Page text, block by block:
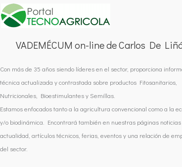
VADEMÉCUM on-line de Carlos De
Con más de 35 años siendo líderes en el sector, proporciona
técnica actualizada y contrastada sobre productos Fitosanitarios,
Nutricionales, Bioestimulantes y Semillas.
Estamos enfocados tanto a la agricultura convencional como a la
y/o biodinámica. Encontrará también en nuestras páginas noticias
actualidad, artículos técnicos, ferias, eventos y una relación de
del sector.